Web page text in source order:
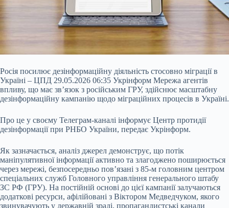
Росія посилює дезінформаційну діяльність стосовно міграції в
Україні – ЦПД 29.05.2026 06:35 Укрінформ Мережа агентів
впливу, що має зв’язок з російським ГРУ, здійснює масштабну
дезінформаційну кампанію щодо міграційних процесів в Україні.
Про це у своєму Телеграм-каналі інформує Центр протидії
дезінформації при РНБО України, передає Укрінформ.
Як зазначається, аналіз джерел демонструє, що потік
маніпулятивної інформації активно та злагоджено поширюється
через мережі, безпосередньо пов’язані з 85-м головним центром
спеціальних служб Головного управління генерального штабу
ЗС РФ (ГРУ). На постійній основі до цієї кампанії залучаються
додаткові ресурси, афілійовані з Віктором Медведчуком, якого
звинувачують у державній зраді, пропагандистські канали